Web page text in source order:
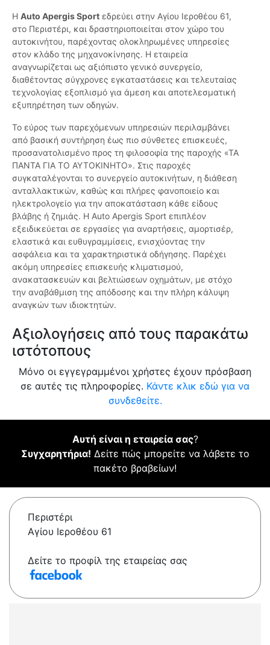
Η Auto Apergis Sport εδρεύει στην Αγίου Ιεροθέου 61,
στο Περιστέρι, και δραστηριοποιείται στον χώρο του
αυτοκινήτου, παρέχοντας ολοκληρωμένες υπηρεσίες
στον κλάδο της μηχανοκίνησης. Η εταιρεία
αναγνωρίζεται ως αξιόπιστο γενικό συνεργείο,
διαθέτοντας σύγχρονες εγκαταστάσεις και τελευταίας
τεχνολογίας εξοπλισμό για άμεση και αποτελεσματική
εξυπηρέτηση των οδηγών.
Το εύρος των παρεχόμενων υπηρεσιών περιλαμβάνει
από βασική συντήρηση έως πιο σύνθετες επισκευές,
προσανατολισμένο προς τη φιλοσοφία της παροχής «ΤΑ
ΠΑΝΤΑ ΓΙΑ ΤΟ ΑΥΤΟΚΙΝΗΤΟ». Στις παροχές
συγκαταλέγονται το συνεργείο αυτοκινήτων, η διάθεση
ανταλλακτικών, καθώς και πλήρες φανοποιείο και
ηλεκτρολογείο για την αποκατάσταση κάθε είδους
βλάβης ή ζημιάς. Η Auto Apergis Sport επιπλέον
εξειδικεύεται σε εργασίες για αναρτήσεις, αμορτισέρ,
ελαστικά και ευθυγραμμίσεις, ενισχύοντας την
ασφάλεια και τα χαρακτηριστικά οδήγησης. Παρέχει
ακόμη υπηρεσίες επισκευής κλιματισμού,
ανακατασκευών και βελτιώσεων οχημάτων, με στόχο
την αναβάθμιση της απόδοσης και την πλήρη κάλυψη
αναγκών των ιδιοκτητών.
Αξιολογήσεις από τους παρακάτω
ιστότοπους
Μόνο οι εγγεγραμμένοι χρήστες έχουν πρόσβαση
σε αυτές τις πληροφορίες. Κάντε κλικ εδώ για να
συνδεθείτε.
Αυτή είναι η εταιρεία σας?
Συγχαρητήρια! Δείτε πώς μπορείτε να λάβετε το
πακέτο βραβείων!
Περιστέρι
Αγίου Ιεροθέου 61
Δείτε το προφίλ της εταιρείας σας